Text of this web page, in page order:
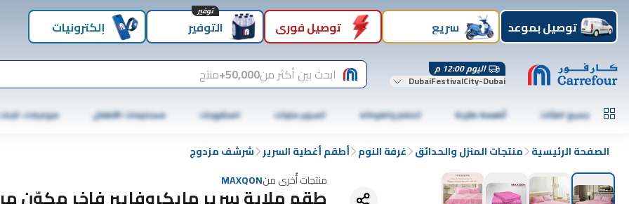
توصيل بموعد سريع توصيل فوري التوفير
توفير
إلكترونيات
اليوم 12:00 م
DubaiFestivalCity-Dubai ابحث بين أكثر من50,000+ منتج
جميع الفئات أطعمة طازجة الخضار والفواكه السوبر ماركت المشروبات مستلزمات الأطفال موبايلات،
الصفحة الرئيسية منتجات المنزل والحدائق غرفة النوم أطقم أغطية السرير شرشف مزدوج
منتجات أُخرى منMAXQON